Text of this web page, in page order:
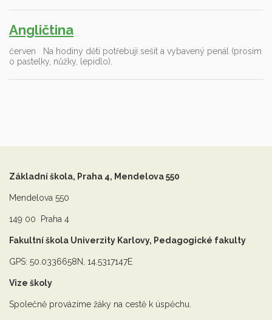
Angličtina
červen Na hodiny děti potřebují sešit a vybavený penál (prosím
o pastelky, nůžky, lepidlo).
Základní škola, Praha 4, Mendelova 550
Mendelova 550
149 00 Praha 4
Fakultní škola Univerzity Karlovy, Pedagogické fakulty
GPS: 50.0336658N, 14.5317147E
Vize školy
Společně provázíme žáky na cestě k úspěchu.